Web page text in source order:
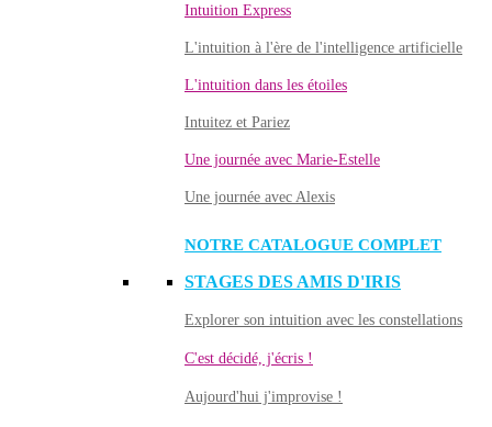
Intuition Express
L'intuition à l'ère de l'intelligence artificielle
L'intuition dans les étoiles
Intuitez et Pariez
Une journée avec Marie-Estelle
Une journée avec Alexis
NOTRE CATALOGUE COMPLET
STAGES DES AMIS D'IRIS
Explorer son intuition avec les constellations
C'est décidé, j'écris !
Aujourd'hui j'improvise !